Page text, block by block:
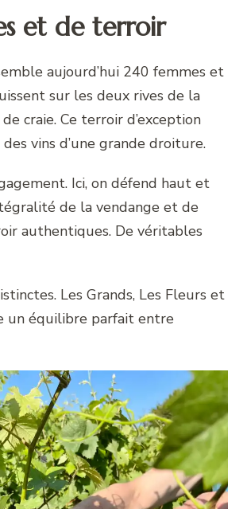
et de terroir
aujourd’hui 240 femmes et
sur les deux rives de la
craie. Ce terroir d’exception
vins d’une grande droiture.
Ici, on défend haut et
de la vendange et de
authentiques. De véritables
Les Grands, Les Fleurs et
un équilibre parfait entre